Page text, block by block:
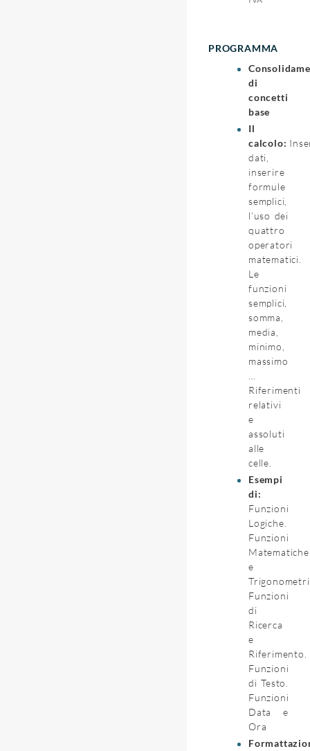
PROGRAMMA
di
concetti
base
Il
calcolo:
dati,
inserire
formule
semplici,
l’uso dei
quattro
operatori
matematici.
Le
funzioni
semplici,
somma,
media,
minimo,
massimo
Riferimenti
relativi
e
assoluti
alle
celle.
Esempi
di:
Funzioni
Logiche.
Funzioni
Matematiche
e
Funzioni
di
Ricerca
e
Riferimento.
Funzioni
di Testo.
Funzioni
Data e
Ora